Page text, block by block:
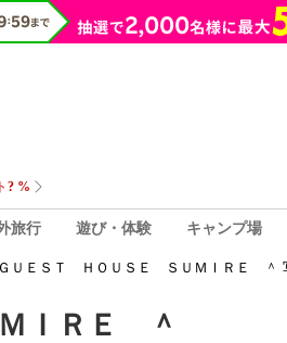
旅行 遊び・体験 キャンプ場
ＧＵＥＳＴ ＨＯＵＳＥ ＳＵＭＩＲＥ ＾
ＩＲＥ ＾